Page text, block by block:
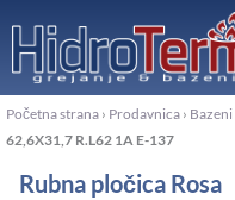
садржај
Početna strana › Prodavnica › Bazeni
62,6X31,7 R.L62 1A E-137
Rubna pločica Rosa